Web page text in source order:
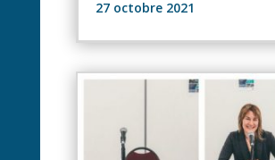
27 octobre 2021